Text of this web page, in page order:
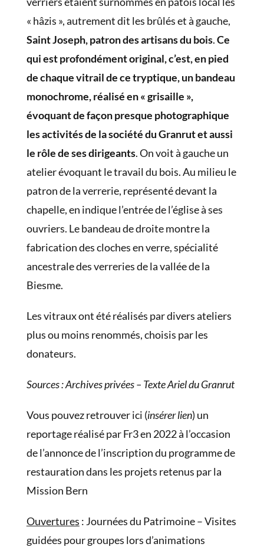
« hâzis », autrement dit les brûlés et à gauche,
Saint Joseph, patron des artisans du bois.Ce
qui est profondément original, c’est, en pied
de chaque vitrail de ce tryptique, un bandeau
monochrome, réalisé en « grisaille »,
évoquant de façon presque photographique
les activités de la société du Granrut et aussi
le rôle de ses dirigeants. On voit à gauche un
atelier évoquant le travail du bois. Au milieu le
patron de la verrerie, représenté devant la
chapelle, en indique l’entrée de l’église à ses
ouvriers. Le bandeau de droite montre la
fabrication des cloches en verre, spécialité
ancestrale des verreries de la vallée de la
Biesme.
Les vitraux ont été réalisés par divers ateliers
plus ou moins renommés, choisis par les
donateurs.
Sources : Archives privées – Texte Ariel du Granrut
Vous pouvez retrouver ici (insérer lien) un
reportage réalisé par Fr3 en 2022 à l’occasion
de l’annonce de l’inscription du programme de
restauration dans les projets retenus par la
Mission Bern
Ouvertures : Journées du Patrimoine – Visites
guidées pour groupes lors d’animations